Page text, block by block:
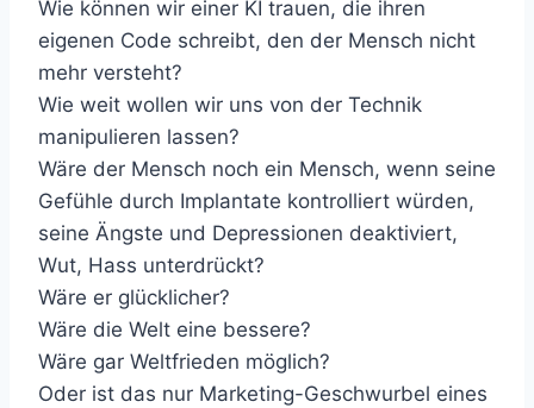
Wie können wir einer KI trauen, die ihren
eigenen Code schreibt, den der Mensch nicht
mehr versteht?
Wie weit wollen wir uns von der Technik
manipulieren lassen?
Wäre der Mensch noch ein Mensch, wenn seine
Gefühle durch Implantate kontrolliert würden,
seine Ängste und Depressionen deaktiviert,
Wut, Hass unterdrückt?
Wäre er glücklicher?
Wäre die Welt eine bessere?
Wäre gar Weltfrieden möglich?
Oder ist das nur Marketing-Geschwurbel eines